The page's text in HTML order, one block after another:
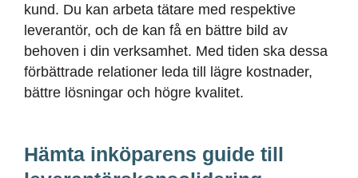
kund. Du kan arbeta tätare med respektive
leverantör, och de kan få en bättre bild av
behoven i din verksamhet. Med tiden ska dessa
förbättrade relationer leda till lägre kostnader,
bättre lösningar och högre kvalitet.
Hämta inköparens guide till